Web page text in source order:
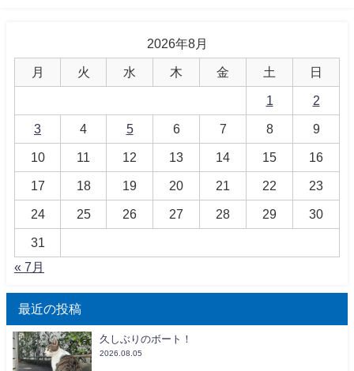
2026年8月
月 火 水 木 金 土 日
1 2
3 4 5 6 7 8 9
10 11 12 13 14 15 16
17 18 19 20 21 22 23
24 25 26 27 28 29 30
31
« 7月
最近の投稿
久しぶりのボート！
2026.08.05